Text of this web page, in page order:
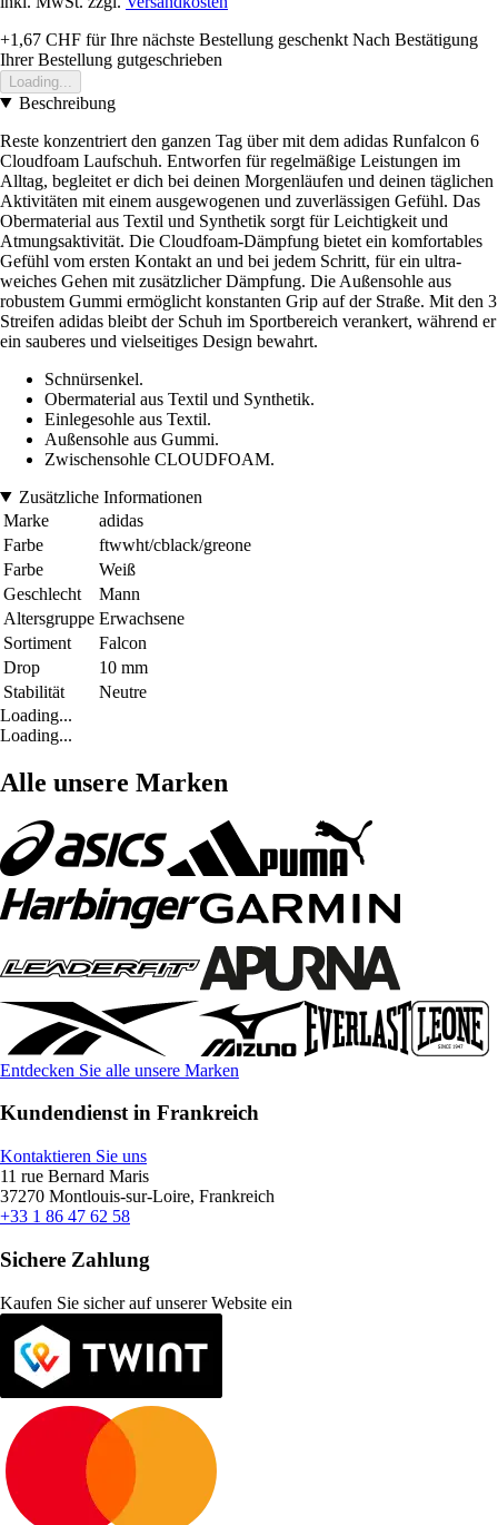
+1,67 CHF für Ihre nächste Bestellung geschenkt Nach Bestätigung
Ihrer Bestellung gutgeschrieben
Loading...
Beschreibung
Reste konzentriert den ganzen Tag über mit dem adidas Runfalcon 6
Cloudfoam Laufschuh. Entworfen für regelmäßige Leistungen im
Alltag, begleitet er dich bei deinen Morgenläufen und deinen täglichen
Aktivitäten mit einem ausgewogenen und zuverlässigen Gefühl. Das
Obermaterial aus Textil und Synthetik sorgt für Leichtigkeit und
Atmungsaktivität. Die Cloudfoam-Dämpfung bietet ein komfortables
Gefühl vom ersten Kontakt an und bei jedem Schritt, für ein ultra-
weiches Gehen mit zusätzlicher Dämpfung. Die Außensohle aus
robustem Gummi ermöglicht konstanten Grip auf der Straße. Mit den 3
Streifen adidas bleibt der Schuh im Sportbereich verankert, während er
ein sauberes und vielseitiges Design bewahrt.
Schnürsenkel.
Obermaterial aus Textil und Synthetik.
Einlegesohle aus Textil.
Außensohle aus Gummi.
Zwischensohle CLOUDFOAM.
Zusätzliche Informationen
Marke
adidas
Farbe
ftwwht/cblack/greone
Farbe
Weiß
Geschlecht
Mann
Altersgruppe Erwachsene
Sortiment
Falcon
Drop
10 mm
Stabilität
Neutre
Loading...
Loading...
Alle unsere Marken
Entdecken Sie alle unsere Marken
Kundendienst in Frankreich
Kontaktieren Sie uns
11 rue Bernard Maris
37270 Montlouis-sur-Loire, Frankreich
+33 1 86 47 62 58
Sichere Zahlung
Kaufen Sie sicher auf unserer Website ein